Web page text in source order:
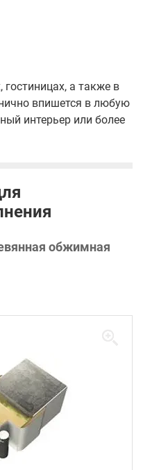
стиль, качество и
полотна: Серая
в офисах,
гостиницах, а также в
впишется в любую
интерьер или более
обжимная